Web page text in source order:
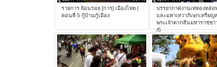
รายการ ย้อนรอย [การ] เมืองไทย |
ตอนที่ 5 กู้บ้านกู้เมือง
บรรยากาศงานเททองหล่อ
และมหาเทวาภิเษกเหรียญ
พระเจ้าตากสินมหาราชช
/5